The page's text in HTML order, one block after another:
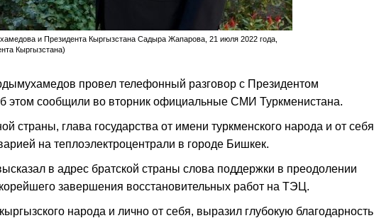
и Президента Кыргызстана Садыра Жапарова, 21 июля 2022 года,
Кыргызстана)
провел телефонный разговор с Президентом
сообщили во вторник официальные СМИ Туркменистана.
страны, глава государства от имени туркменского народа и от себя
на теплоэлектроцентрали в городе Бишкек.
в адрес братской страны слова поддержки в преодолении
завершения восстановительных работ на ТЭЦ.
народа и лично от себя, выразил глубокую благодарность